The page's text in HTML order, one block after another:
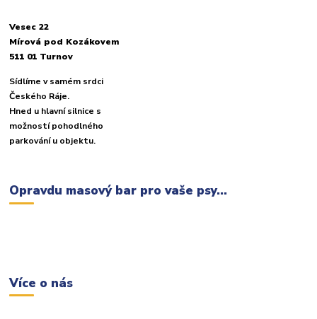
Vesec 22
Mírová pod Kozákovem
511 01 Turnov
Sídlíme v samém srdci
Českého Ráje.
Hned u hlavní silnice s
možností pohodlného
parkování u objektu.
Opravdu masový bar pro vaše psy...
Více o nás